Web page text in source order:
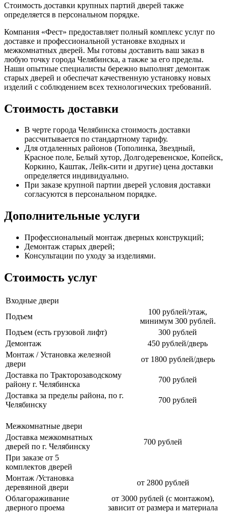
Стоимость доставки крупных партий дверей также
определяется в персональном порядке.
Компания «Фест» предоставляет полный комплекс услуг по
доставке и профессиональной установке входных и
межкомнатных дверей. Мы готовы доставить ваш заказ в
любую точку города Челябинска, а также за его пределы.
Наши опытные специалисты бережно выполнят демонтаж
старых дверей и обеспечат качественную установку новых
изделий с соблюдением всех технологических требований.
Стоимость доставки
В черте города Челябинска стоимость доставки
рассчитывается по стандартному тарифу.
Для отдаленных районов (Тополинка, Звездный,
Красное поле, Белый хутор, Долгодеревенское, Копейск,
Коркино, Каштак, Лейк-сити и другие) цена доставки
определяется индивидуально.
При заказе крупной партии дверей условия доставки
согласуются в персональном порядке.
Дополнительные услуги
Профессиональный монтаж дверных конструкций;
Демонтаж старых дверей;
Консультации по уходу за изделиями.
Стоимость услуг
Входные двери
Подъем
100 рублей/этаж,
минимум 300 рублей.
Подъем (есть грузовой лифт)
300 рублей
Демонтаж
450 рублей/дверь
Монтаж / Установка железной
двери
от 1800 рублей/дверь
Доставка по Тракторозаводскому
району г. Челябинска
700 рублей
Доставка за пределы района, по г.
Челябинску
700 рублей
Межкомнатные двери
Доставка межкомнатных
дверей по г. Челябинску
700 рублей
При заказе от 5
комплектов дверей
Монтаж /Установка
деревянной двери
от 2800 рублей
Облагораживание
дверного проема
от 3000 рублей (с монтажом),
зависит от размера и материала